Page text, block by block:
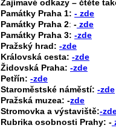
Zajímavé odkazy – čtěte
Památky Praha 1: - zde
Památky Praha 2: - zde
Památky Praha 3: -zde
Pražský hrad: -zde
Královská cesta: -zde
Židovská Praha: -zde
Petřín: -zde
Staroměstské náměstí: -zde
Pražská muzea: -zde
Stromovka a výstaviště:-
Rubrika osobnosti Prahy: -